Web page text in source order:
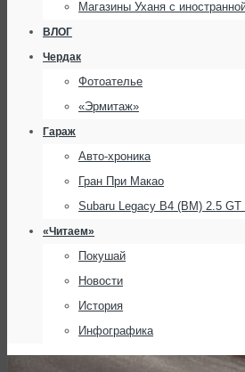
Магазины Уханя с
ВЛОГ
Чердак
Фотоателье
«Эрмитаж»
Гараж
Авто-хроника
Гран При Макао
Subaru Legacy B4 (BM) 2.5
«Читаем»
Покушай
Новости
История
Инфографика